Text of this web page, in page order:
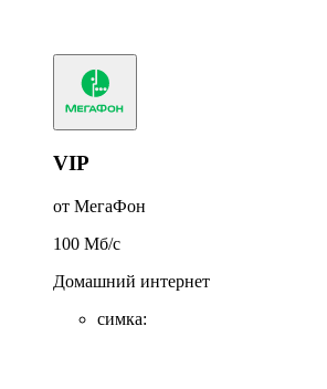
VIP
от МегаФон
100 Мб/c
Домашний интернет
симка: